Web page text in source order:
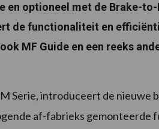
en optioneel met de Brake-
de functionaliteit en
MF Guide en een reeks
Serie, introduceert de nieuwe
af-fabrieks gemonteerde